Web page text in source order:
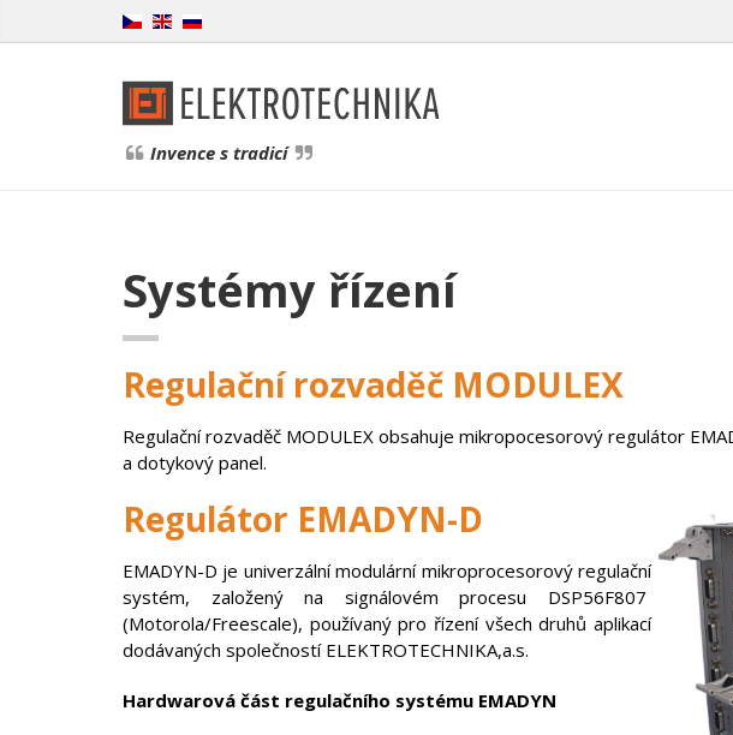
Invence s tradicí
Systémy řízení
Regulační rozvaděč MODULEX
Regulační rozvaděč MODULEX obsahuje mikropocesorový regulátor
a dotykový panel.
Regulátor EMADYN-D
EMADYN-D je univerzální modulární mikroprocesorový regulační
systém, založený na signálovém procesu DSP56F807
(Motorola/Freescale), používaný pro řízení všech druhů aplikací
dodávaných společností ELEKTROTECHNIKA,a.s.
Hardwarová část regulačního systému EMADYN